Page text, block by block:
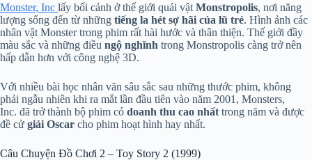
Monster, Inc lấy bối cảnh ở thế giới quái vật Monstropolis, nơi năng
lượng sống đến từ những tiếng la hét sợ hãi của lũ trẻ. Hình ảnh các
nhân vật Monster trong phim rất hài hước và thân thiện. Thế giới đầy
màu sắc và những điều ngộ nghĩnh trong Monstropolis càng trở nên
hấp dẫn hơn với công nghệ 3D.
Với nhiều bài học nhân văn sâu sắc sau những thước phim, không
phải ngẫu nhiên khi ra mắt lần đầu tiên vào năm 2001, Monsters,
Inc. đã trở thành bộ phim có doanh thu cao nhất trong năm và được
đề cử giải Oscar cho phim hoạt hình hay nhất.
Câu Chuyện Đồ Chơi 2 – Toy Story 2 (1999)